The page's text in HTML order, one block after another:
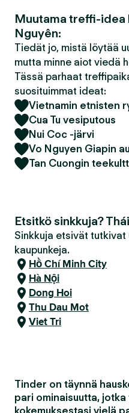
Muutama treffi-idea
Nguyên:
Tiedät jo, mistä löytää
mutta minne aiot viedä
Tässä parhaat
suosituimmat ideat:
Vietnamin etnisten
Cua Tu vesiputous
Nui Coc -järvi
Vo Nguyen Giapin
Tan Cuongin
Etsitkö sinkkuja?
Sinkkuja etsivät tutkivat
kaupunkeja.
Hồ Chí Minh City
Hà Nội
Dong Hoi
Thu Dau Mot
Viet Tri
Tinder on täynnä
pari ominaisuutta,
kokemuksestasi vielä